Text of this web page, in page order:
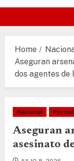
Home
Aseguran
dos agentes de
Nacional
Aseguran
asesinato